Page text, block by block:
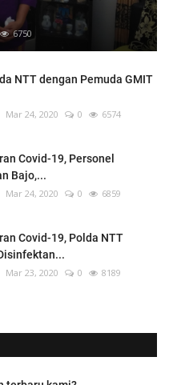
6750
NTT dengan Pemuda GMIT
Mar 24, 2020 0 6574
Covid-19, Personel
Bajo,...
Mar 24, 2020 0 6859
Covid-19, Polda NTT
Mar 23, 2020 0 8189